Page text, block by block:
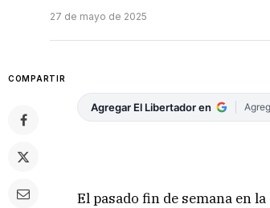
27 de mayo de 2025
COMPARTIR
Agregar El Libertador en
El pasado fin de semana en